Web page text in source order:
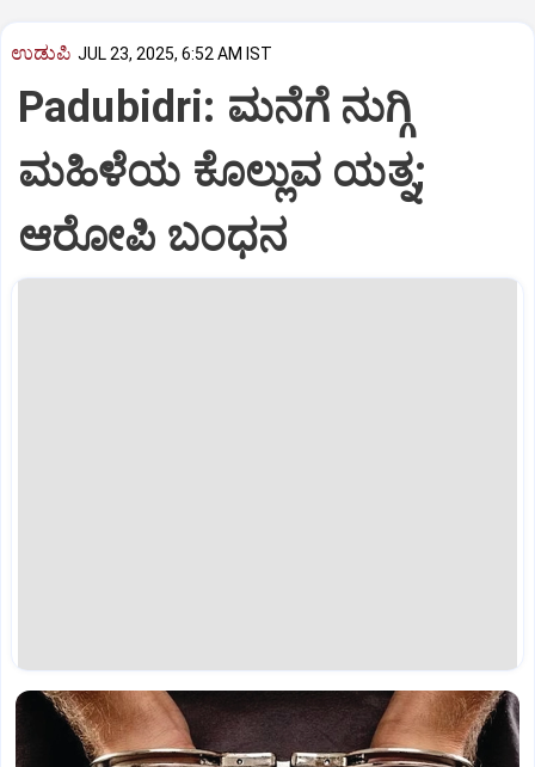
ಉಡುಪಿ JUL 23, 2025, 6:52 AM IST
Padubidri: ಮನೆಗೆ ನುಗ್ಗಿ
ಮಹಿಳೆಯ ಕೊಲ್ಲುವ ಯತ್ನ;
ಆರೋಪಿ ಬಂಧನ